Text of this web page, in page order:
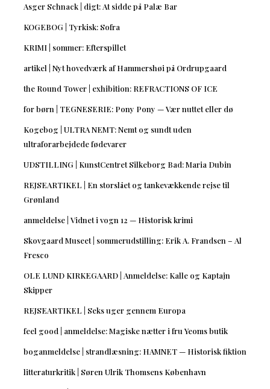
Asger Schnack | digt: At sidde på Palæ Bar
KOGEBOG | Tyrkisk: Sofra
KRIMI | sommer: Efterspillet
artikel | Nyt hovedværk af Hammershøi på Ordrupgaard
the Round Tower | exhibition: REFRACTIONS OF ICE
for børn | TEGNESERIE: Pony Pony — Vær nuttet eller dø
Kogebog | ULTRA NEMT: Nemt og sundt uden
ultraforarbejdede fødevarer
UDSTILLING | KunstCentret Silkeborg Bad: Maria Dubin
REJSEARTIKEL | En storslået og tankevækkende rejse til
Grønland
anmeldelse | Vidnet i vogn 12 — Historisk krimi
Skovgaard Museet | sommerudstilling: Erik A. Frandsen – Al
Fresco
OLE LUND KIRKEGAARD | Anmeldelse: Kalle og Kaptajn
Skipper
REJSEARTIKEL | Seks uger gennem Europa
feel good | anmeldelse: Magiske nætter i fru Yeoms butik
boganmeldelse | strandlæsning: HAMNET — Historisk fiktion
litteraturkritik | Søren Ulrik Thomsens København